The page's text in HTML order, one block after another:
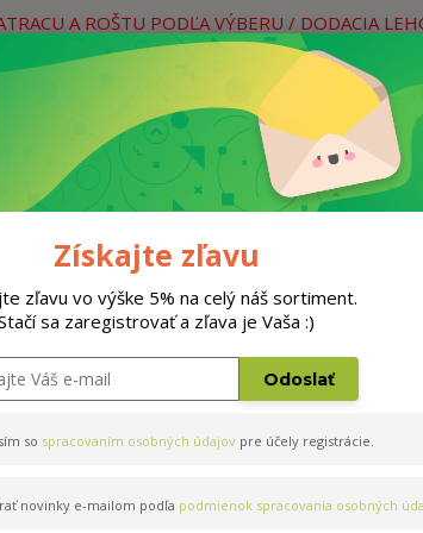
A ROŠTU PODĽA VÝBERU / DODACIA
Hľadať
Neviete si rady? Zavolajte.
Doplnky Postele
Získajte zľavu
zľavu vo výške 5% na celý náš sortiment.
sa zaregistrovať a zľava je Vaša :)
Odoslať
so spracovaním osobných údajov pre účely registrácie.
novinky e-mailom podľa podmienok spracovania osobných